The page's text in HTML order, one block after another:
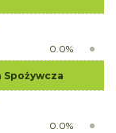
0.0%
Spożywcza
0.0%